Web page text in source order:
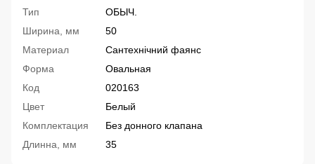
Тип
ОБЫЧ.
Ширина, мм
50
Материал
Сантехнічний фаянс
Форма
Овальная
Код
020163
Цвет
Белый
Комплектация
Без донного клапана
Длинна, мм
35